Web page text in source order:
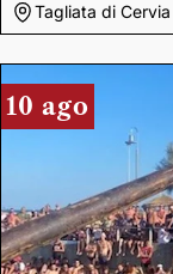
Tagliata di Cervia
10 ago